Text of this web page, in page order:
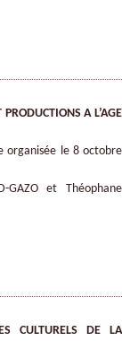
A L’AGE
organisée le 8 octobre
GAZO et Théophane
CULTURELS DE LA